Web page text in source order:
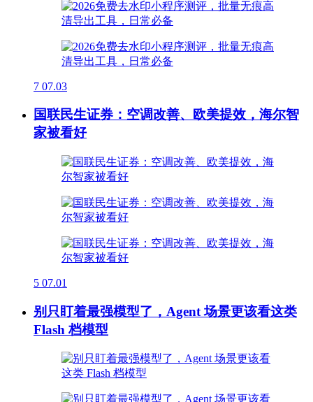
7 07.03
国联民生证券：空调改善、欧美提效，海尔智
家被看好
5 07.01
别只盯着最强模型了，Agent 场景更该看这类
Flash 档模型